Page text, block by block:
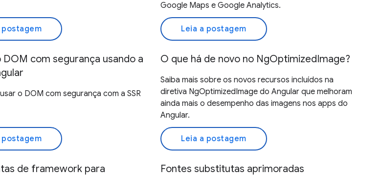
postagem
Google Maps e Google Analytics.
Leia a postagem
DOM com segurança usando a
o DOM com segurança com a SSR
postagem
O que há de novo no NgOptimizedImage?
Saiba mais sobre os novos recursos incluídos na
diretiva NgOptimizedImage do Angular que melhoram
ainda mais o desempenho das imagens nos apps do
Angular.
Leia a postagem
de framework para
Fontes substitutas aprimoradas